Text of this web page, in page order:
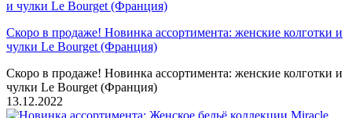
Скоро в продаже! Новинка ассортимента: женские колготки и
чулки Le Bourget (Франция)
Скоро в продаже! Новинка ассортимента: женские колготки и
чулки Le Bourget (Франция)
13.12.2022